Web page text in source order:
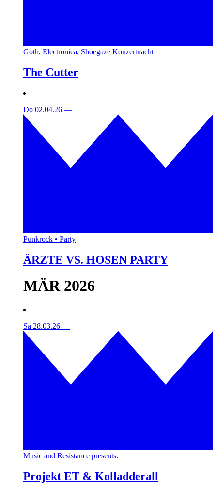
Goth, Electronica, Shoegaze Konzertnacht
The Cutter
Do 02.04.26 —
Punkrock • Party
ÄRZTE VS. HOSEN PARTY
MÄR 2026
Sa 28.03.26 —
Music and Resistance presents:
Projekt ET & Kolladderall